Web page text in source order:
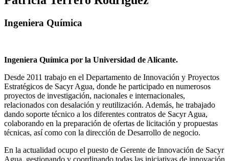
Ingeniera Química
Ingeniera Química por la Universidad de Alicante.
Desde 2011 trabajo en el Departamento de Innovación y Proyectos
Estratégicos de Sacyr Agua, donde he participado en numerosos
proyectos de investigación, nacionales e internacionales,
relacionados con desalación y reutilización. Además, he trabajado
dando soporte técnico a los diferentes contratos de Sacyr Agua,
colaborando en la preparación de ofertas de licitación y propuestas
técnicas, así como con la dirección de Desarrollo de negocio.
En la actualidad ocupo el puesto de Gerente de Innovación de Sacyr